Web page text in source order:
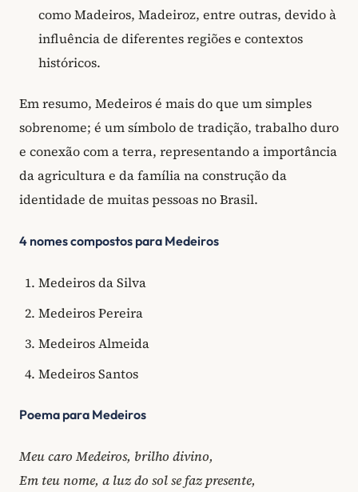
como Madeiros, Madeiroz, entre outras, devido à
influência de diferentes regiões e contextos
históricos.
Em resumo, Medeiros é mais do que um simples
sobrenome; é um símbolo de tradição, trabalho duro
e conexão com a terra, representando a importância
da agricultura e da família na construção da
identidade de muitas pessoas no Brasil.
4 nomes compostos para Medeiros
Medeiros da Silva
Medeiros Pereira
Medeiros Almeida
Medeiros Santos
Poema para Medeiros
Meu caro Medeiros, brilho divino,
Em teu nome, a luz do sol se faz presente,